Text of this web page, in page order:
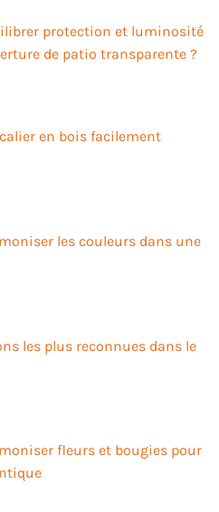
protection et luminosité
de patio transparente ?
en bois facilement
les couleurs dans une
les plus reconnues dans le
fleurs et bougies pour